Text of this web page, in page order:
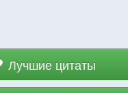
Лучшие цитаты